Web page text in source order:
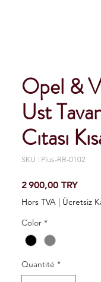
Opel &
Ust
Cıtası
SKU : Plus-RR-0102
2 900,00 TRYPrix
Hors TVA | Ücretsiz
Color *
Quantité *